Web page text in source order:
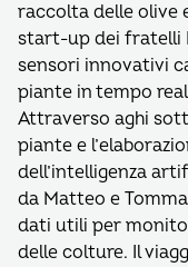
raccolta delle olive
start-up dei fratelli
sensori innovativi
piante in tempo
Attraverso aghi
piante e
dell’intelligenza
da Matteo e
dati utili per
delle colture. Il